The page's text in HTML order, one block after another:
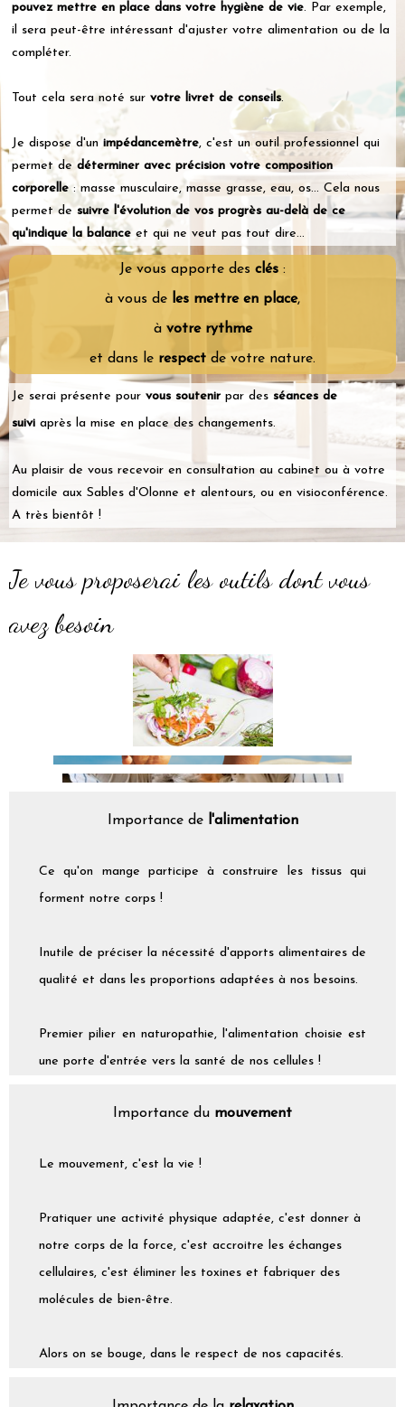
pouvez mettre en place dans votre hygiène de vie. Par exemple,
il sera peut-être intéressant d'ajuster votre alimentation ou de la
compléter.
Tout cela sera noté sur votre livret de conseils.
Je dispose d'unimpédancemètre, c'est un outil professionnel qui
permet de déterminer avec précision votre composition
corporelle: masse musculaire, masse grasse, eau, os... Cela nous
permet desuivre l'évolution de vos progrès au-delà de ce
qu'indique la balanceet qui ne veut pas tout dire...
Je vous apporte des clés :
à vous de les mettre en place,
à votre rythme
et dans le respect de votre nature.
Je serai présente pour vous soutenir par des séances de
suivi après la mise en place des changements.
Au plaisir de vous recevoir en consultation au cabinet ou à votre
domicile aux Sables d'Olonne et alentours, ou en visioconférence.
A très bientôt !
Je vous proposerai les outils dont vous
avez besoin
Importance de l'alimentation
Ce qu'on mange participe à construire les tissus qui
forment notre corps !
Inutile de préciser la nécessité d'apports alimentaires de
qualité et dans les proportions adaptées à nos besoins.
Premier pilier en naturopathie, l'alimentation choisie est
une porte d'entrée vers la santé de nos cellules !
Importance du mouvement
Le mouvement, c'est la vie !
Pratiquer une activité physique adaptée, c'est donner à
notre corps de la force, c'est accroitre les échanges
cellulaires, c'est éliminer les toxines et fabriquer des
molécules de bien-être.
Alors on se bouge, dans le respect de nos capacités.